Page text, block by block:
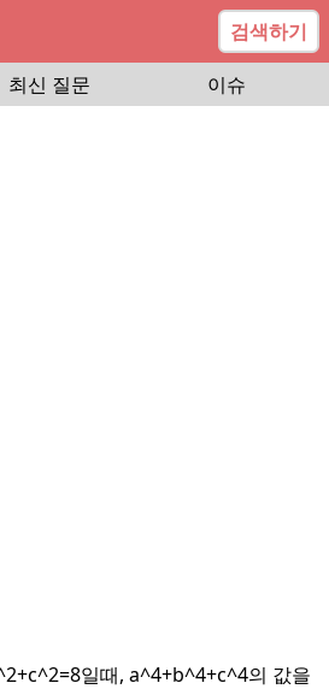
검색하기
최신 질문 이슈
일때, a^4+b^4+c^4의 값을